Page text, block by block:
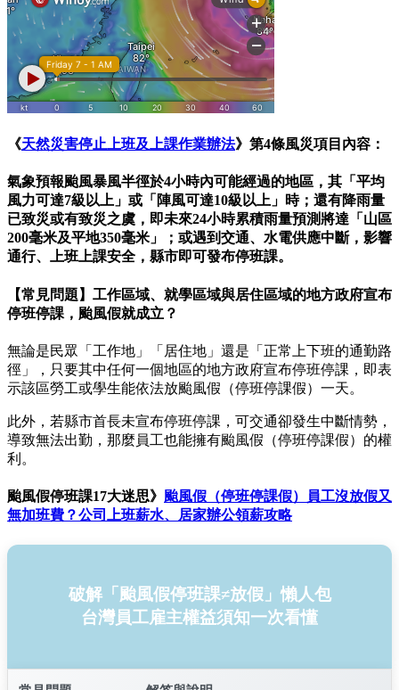
《天然災害停止上班及上課作業辦法》第4條風災項目內容：
氣象預報颱風暴風半徑於4小時內可能經過的地區，其「平均
風力可達7級以上」或「陣風可達10級以上」時；還有降雨量
已致災或有致災之虞，即未來24小時累積雨量預測將達「山區
200毫米及平地350毫米」；或遇到交通、水電供應中斷，影響
通行、上班上課安全，縣市即可發布停班課。
【常見問題】工作區域、就學區域與居住區域的地方政府宣布
停班停課，颱風假就成立？
無論是民眾「工作地」「居住地」還是「正常上下班的通勤路
徑」，只要其中任何一個地區的地方政府宣布停班停課，即表
示該區勞工或學生能依法放颱風假（停班停課假）一天。
此外，若縣市首長未宣布停班停課，可交通卻發生中斷情勢，
導致無法出勤，那麼員工也能擁有颱風假（停班停課假）的權
利。
颱風假停班課17大迷思》 颱風假（停班停課假）員工沒放假又
無加班費？公司上班薪水、居家辦公領薪攻略
破解「颱風假停班課≠放假」懶人包
台灣員工雇主權益須知一次看懂